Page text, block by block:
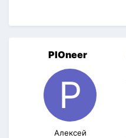
PIOneer
Алексей